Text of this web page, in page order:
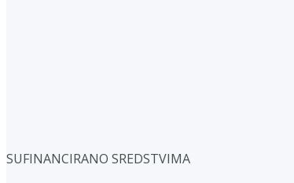
SUFINANCIRANO SREDSTVIMA